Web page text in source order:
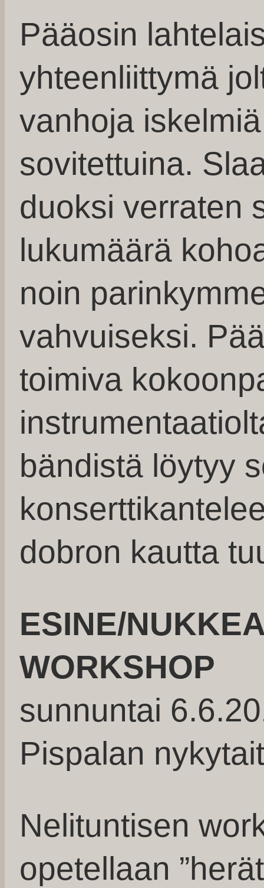
Pääosin
yhteenliittymä
vanhoja
sovitettuina.
duoksi verraten
lukumäärä
noin
vahvuiseksi.
toimiva
bändistä löytyy
dobron kautta
ESINE/
WORKSHOP
sunnuntai
Pispalan
Nelituntisen
opetellaan